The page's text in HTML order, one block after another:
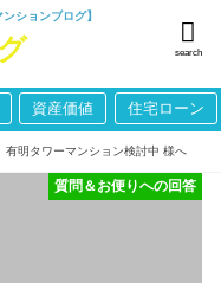
ションブログ】
search
資産価値 住宅ローン
有明タワーマンション検討中 様へ
質問＆お便りへの回答